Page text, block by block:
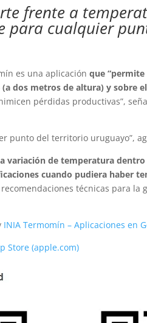
frente a
para cualquier
es una aplicaciónque
dos metros de altura) y sobre
pérdidas productivas”,
punto del territorio uruguayo”,
variación de temperatura
cuando pudiera haber
técnicas para la
INIA Termomín – Aplicaciones en
Store (apple.com)